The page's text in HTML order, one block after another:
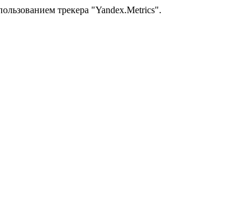
трекера "Yandex.Metrics".